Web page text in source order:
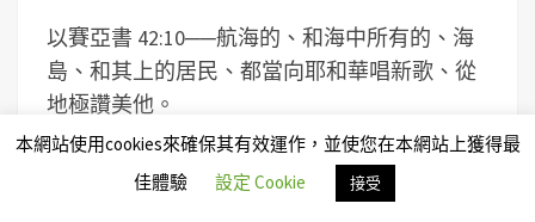
以賽亞書 42:10──航海的、和海中所有的、海
島、和其上的居民、都當向耶和華唱新歌、從
地極讚美他。
以賽亞書 43:6──
我要對北方說、交出來．對南
方說、不要拘留．將我的眾子從遠方帶來、將
本網站使用cookies來確保其有效運作，並使您在本網站上獲得最
佳體驗
設定 Cookie 接受